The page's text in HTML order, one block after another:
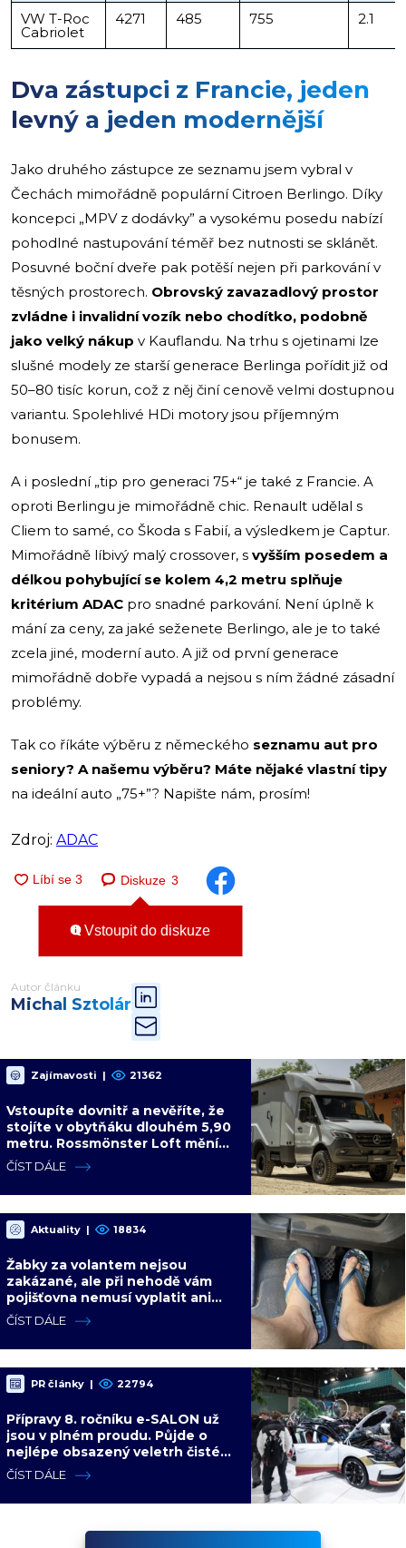
VW T-Roc
Cabriolet
4271 485 755 2.1
Dva zástupci z Francie, jeden
levný a jeden modernější
Jako druhého zástupce ze seznamu jsem vybral v
Čechách mimořádně populární Citroen Berlingo. Díky
koncepci „MPV z dodávky” a vysokému posedu nabízí
pohodlné nastupování téměř bez nutnosti se sklánět.
Posuvné boční dveře pak potěší nejen při parkování v
těsných prostorech. Obrovský zavazadlový prostor
zvládne i invalidní vozík nebo chodítko, podobně
jako velký nákup v Kauflandu. Na trhu s ojetinami lze
slušné modely ze starší generace Berlinga pořídit již od
50–80 tisíc korun, což z něj činí cenově velmi dostupnou
variantu. Spolehlivé HDi motory jsou příjemným
bonusem.
A i poslední „tip pro generaci 75+“ je také z Francie. A
oproti Berlingu je mimořádně chic. Renault udělal s
Cliem to samé, co Škoda s Fabií, a výsledkem je Captur.
Mimořádně líbivý malý crossover, s vyšším posedem a
délkou pohybující se kolem 4,2 metru splňuje
kritérium ADAC pro snadné parkování. Není úplně k
mání za ceny, za jaké seženete Berlingo, ale je to také
zcela jiné, moderní auto. A již od první generace
mimořádně dobře vypadá a nejsou s ním žádné zásadní
problémy.
Tak co říkáte výběru z německého seznamu aut pro
seniory? A našemu výběru? Máte nějaké vlastní tipy
na ideální auto „75+”? Napište nám, prosím!
Zdroj: ADAC
Diskuze 3
Vstoupit do diskuze
Autor článku
Michal Sztolár
Zajímavosti | 21362
Vstoupíte dovnitř a nevěříte, že
stojíte v obytňáku dlouhém 5,90
metru. Rossmönster Loft mění
představy o kempování
ČÍST DÁLE
Aktuality | 18834
Žabky za volantem nejsou
zakázané, ale při nehodě vám
pojišťovna nemusí vyplatit ani
korunu. Vysvětlíme proč
ČÍST DÁLE
PR články | 22794
Přípravy 8. ročníku e-SALON už
jsou v plném proudu. Půjde o
nejlépe obsazený veletrh čisté
mobility v historii
ČÍST DÁLE